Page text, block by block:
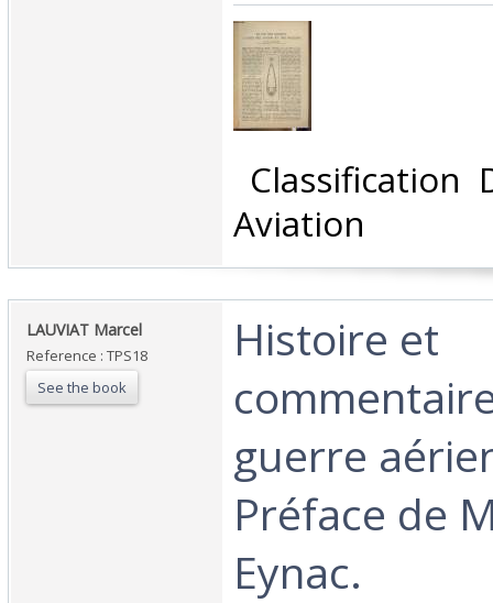
Classification
Aviation‎
‎LAUVIAT Marcel‎
Reference : TPS18
See the book
‎Histoire et
guerre
Préface de
Eynac.‎